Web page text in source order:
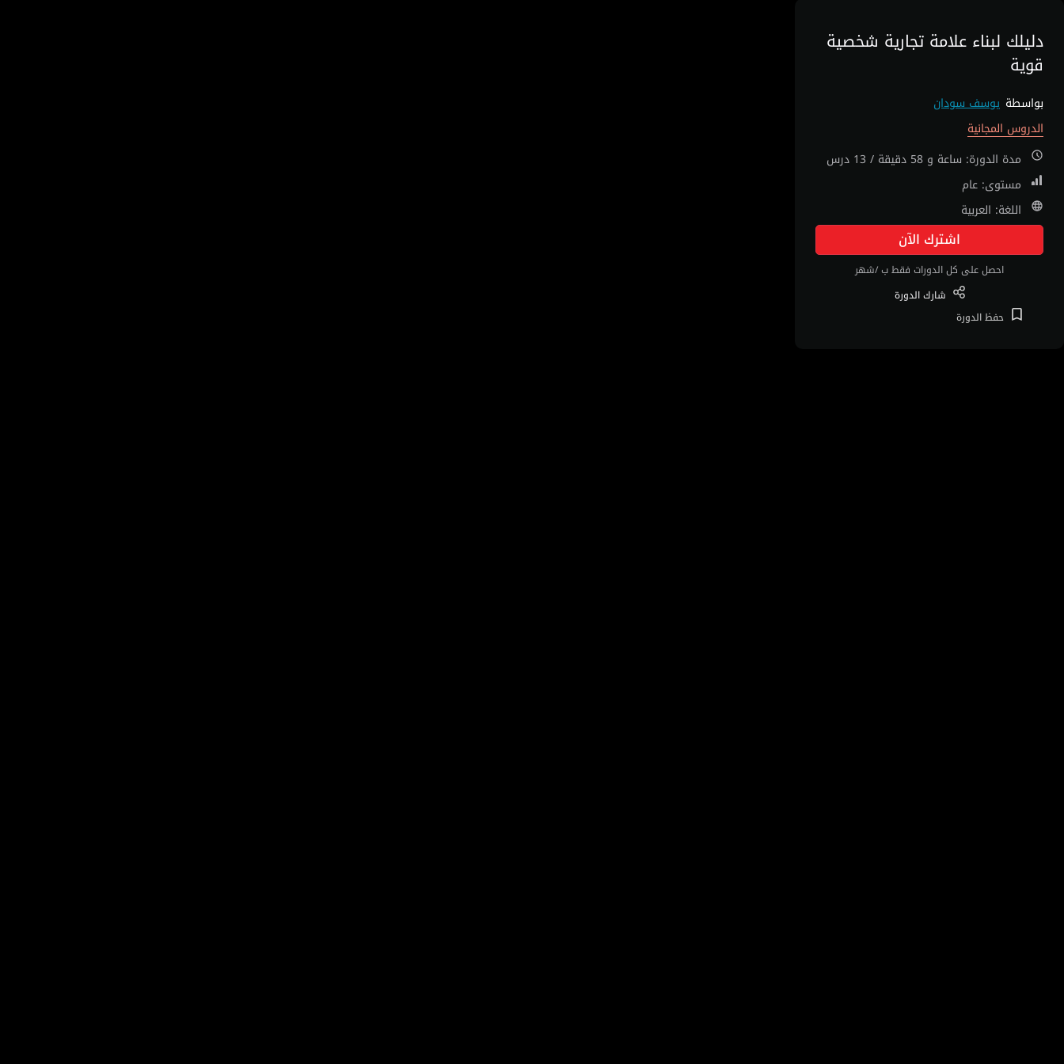
دليلك لبناء علامة تجارية شخصية
قوية
بواسطة يوسف سودان
الدروس المجانية
مدة الدورة: ساعة و 58 دقيقة / 13 درس
مستوى: عام
اللغة: العربية
اشترك الآن
احصل على كل الدورات فقط ب /شهر
شاركالدورة
حفظالدورة